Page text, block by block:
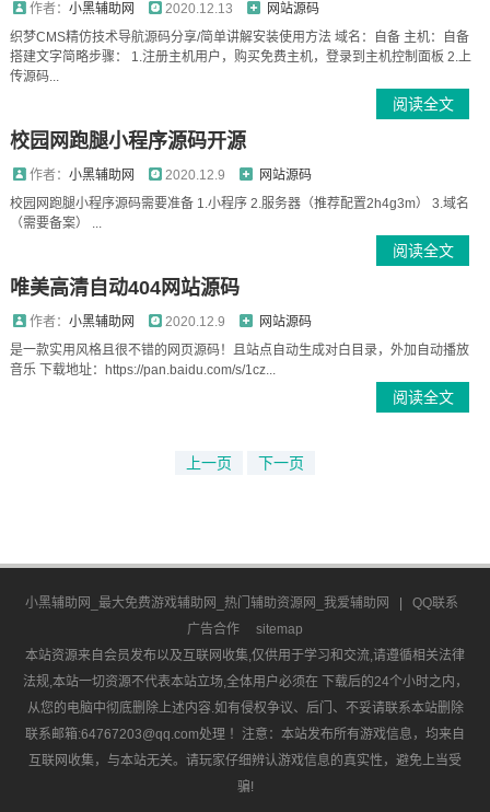
作者： 小黑辅助网 2020.12.13
网站源码
织梦CMS精仿技术导航源码分享/简单讲解安装使用方法 域名：自备 主机：自备
搭建文字简略步骤： 1.注册主机用户，购买免费主机，登录到主机控制面板 2.上
传源码...
阅读全文
校园网跑腿小程序源码开源
作者： 小黑辅助网 2020.12.9
网站源码
校园网跑腿小程序源码需要准备 1.小程序 2.服务器（推荐配置2h4g3m） 3.域名
（需要备案） ...
阅读全文
唯美高清自动404网站源码
作者： 小黑辅助网 2020.12.9
网站源码
是一款实用风格且很不错的网页源码！且站点自动生成对白目录，外加自动播放
音乐 下载地址：https://pan.baidu.com/s/1cz...
阅读全文
上一页 下一页
小黑辅助网_最大免费游戏辅助网_热门辅助资源网_我爱辅助网
QQ联系
广告合作
sitemap
本站资源来自会员发布以及互联网收集,仅供用于学习和交流,请遵循相关法律
法规,本站一切资源不代表本站立场,全体用户必须在 下载后的24个小时之内，
从您的电脑中彻底删除上述内容.如有侵权争议、后门、不妥请联系本站删除
联系邮箱:64767203@qq.com处理 ！注意：本站发布所有游戏信息，均来自
互联网收集，与本站无关。请玩家仔细辨认游戏信息的真实性，避免上当受
骗!